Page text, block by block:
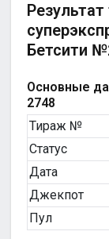
Бетсити
Основные
2748
Тираж №
Статус
Дата
Джекпот
Пул